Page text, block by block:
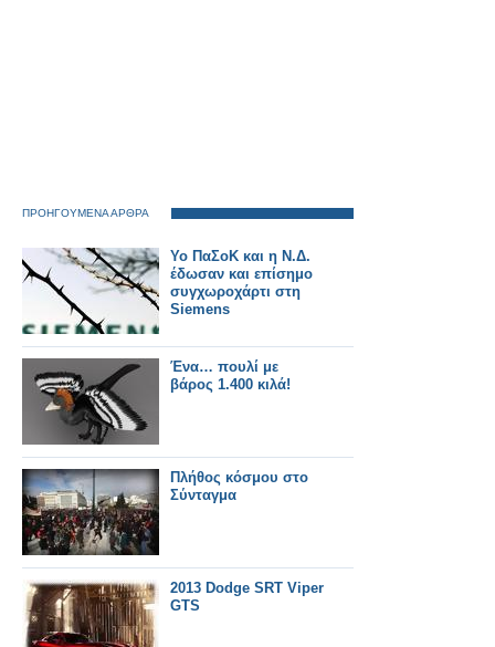
ΠΡΟΗΓΟΥΜΕΝΑ ΑΡΘΡΑ
Υο ΠαΣοΚ και η Ν.Δ.
έδωσαν και επίσημο
συγχωροχάρτι στη
Siemens
Ένα… πουλί με
βάρος 1.400 κιλά!
Πλήθος κόσμου στο
Σύνταγμα
2013 Dodge SRT Viper
GTS